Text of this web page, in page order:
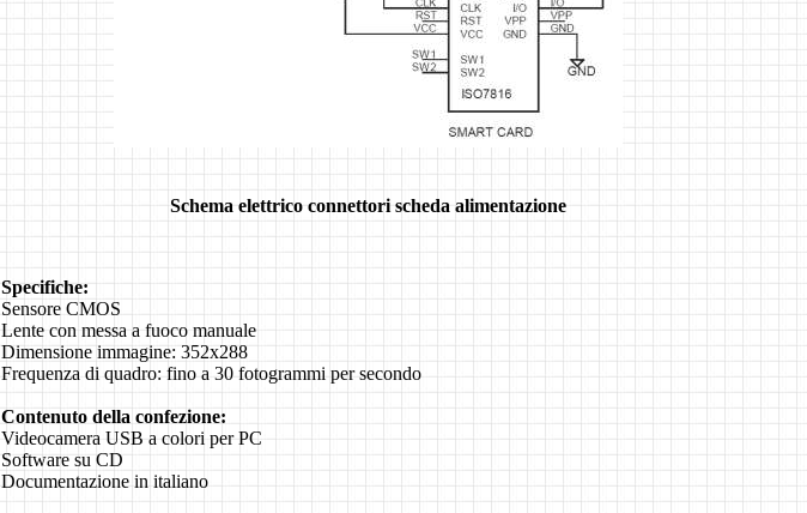
Schema elettrico connettori scheda alimentazione
Specifiche:
Sensore CMOS
Lente con messa a fuoco manuale
Dimensione immagine: 352x288
Frequenza di quadro: fino a 30 fotogrammi per secondo
Contenuto della confezione:
Videocamera USB a colori per PC
Software su CD
Documentazione in italiano